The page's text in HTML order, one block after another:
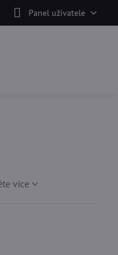
Panel uživatele
více